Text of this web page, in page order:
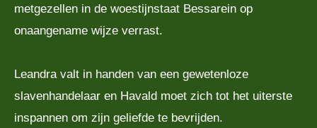
metgezellen in de woestijnstaat Bessarein op
onaangename wijze verrast.
Leandra valt in handen van een gewetenloze
slavenhandelaar en Havald moet zich tot het uiterste
inspannen om zijn geliefde te bevrijden.